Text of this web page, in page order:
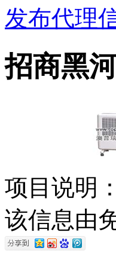
发布代理
招商黑
项目说明：
该信息由